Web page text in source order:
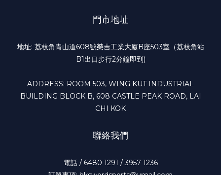
門市地址
地址: 荔枝角青山道608號榮吉工業大廈B座503室（荔枝角站
B1出口步行2分鐘即到)
ADDRESS: ROOM 503, WING KUT INDUSTRIAL
BUILDING BLOCK B, 608 CASTLE PEAK ROAD, LAI
CHI KOK
聯絡我們
電話 / 6480 1291 / 3957 1236